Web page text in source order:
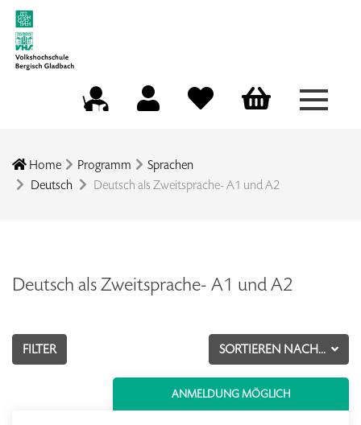
Menü
Home Programm
Sprachen
Deutsch
Deutsch als Zweitsprache- A1 und A2
Deutsch als Zweitsprache- A1 und A2
SORTIEREN NACH...
FILTER
ANMELDUNG MÖGLICH